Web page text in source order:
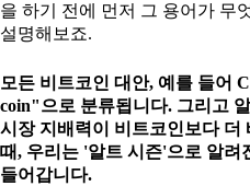
을 하기 전에 먼저 그 용어가 무
설명해보죠.
모든 비트코인 대안, 예를 들어
coin"으로 분류됩니다. 그리고
시장 지배력이 비트코인보다 더
때, 우리는 '알트 시즌'으로 알려
들어갑니다.